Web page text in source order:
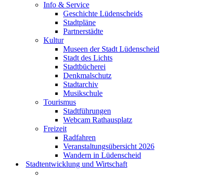
Info & Service
Geschichte Lüdenscheids
Stadtpläne
Partnerstädte
Kultur
Museen der Stadt Lüdenscheid
Stadt des Lichts
Stadtbücherei
Denkmalschutz
Stadtarchiv
Musikschule
Tourismus
Stadtführungen
Webcam Rathausplatz
Freizeit
Radfahren
Veranstaltungsübersicht 2026
Wandern in Lüdenscheid
Stadtentwicklung und Wirtschaft